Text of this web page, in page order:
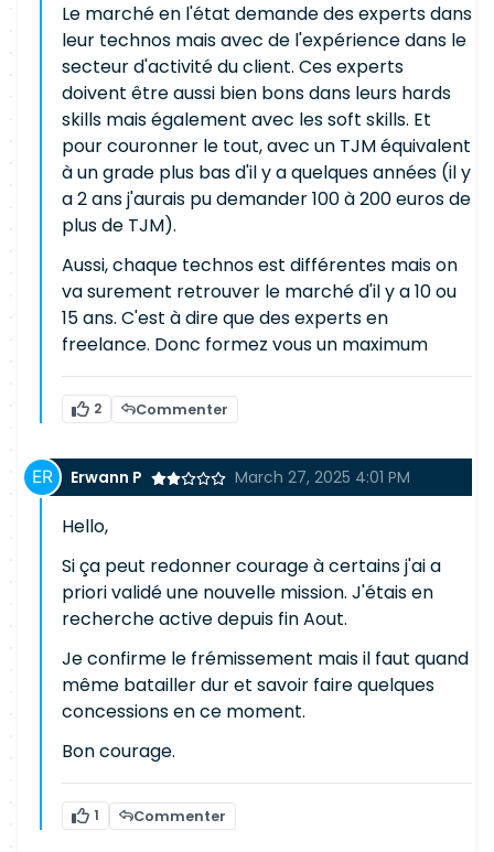
Le marché en l'état demande des experts dans
leur technos mais avec de l'expérience dans le
secteur d'activité du client. Ces experts
doivent être aussi bien bons dans leurs hards
skills mais également avec les soft skills. Et
pour couronner le tout, avec un TJM équivalent
à un grade plus bas d'il y a quelques années (il y
a 2 ans j'aurais pu demander 100 à 200 euros de
plus de TJM).
Aussi, chaque technos est différentes mais on
va surement retrouver le marché d'il y a 10 ou
15 ans. C'est à dire que des experts en
freelance. Donc formez vous un maximum
2 Commenter
Erwann P March 27, 2025 4:01 PM
Hello,
Si ça peut redonner courage à certains j'ai a
priori validé une nouvelle mission. J'étais en
recherche active depuis fin Aout.
Je confirme le frémissement mais il faut quand
même batailler dur et savoir faire quelques
concessions en ce moment.
Bon courage.
1 Commenter